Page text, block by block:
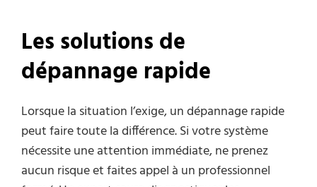
Les solutions de
dépannage rapide
Lorsque la situation l’exige, un dépannage rapide
peut faire toute la différence. Si votre système
nécessite une attention immédiate, ne prenez
aucun risque et faites appel à un professionnel